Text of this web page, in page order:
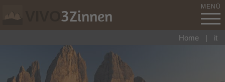
3Zinnen MENÜ
Home | it